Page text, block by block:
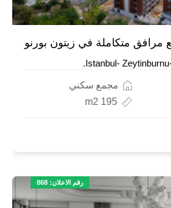
Istanbul-
مجمع سكني
195 m2
رقم الاعلان: 868